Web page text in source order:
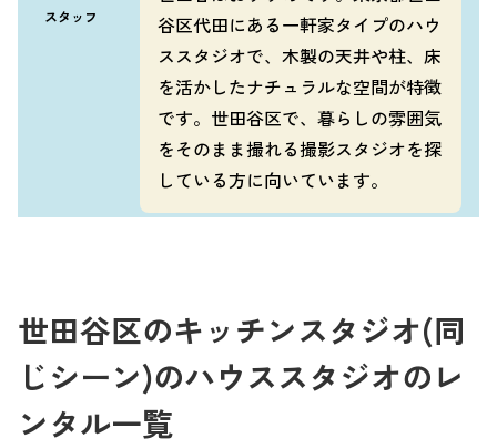
スタッフ
谷区代田にある一軒家タイプのハウ
ススタジオで、木製の天井や柱、床
を活かしたナチュラルな空間が特徴
です。世田谷区で、暮らしの雰囲気
をそのまま撮れる撮影スタジオを探
している方に向いています。
お客様
はい、使いやすいと思います。
Natural Wood House世田谷は、自然
世田谷区のキッチンスタジオ(同
じシーン)のハウススタジオのレ
ンタル一覧